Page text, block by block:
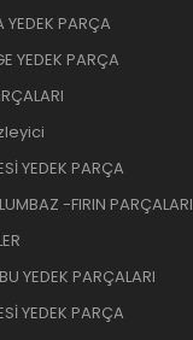
YEDEK PARÇA
YEDEK PARÇA
YEDEK PARÇA
-FIRIN PARÇALARI
YEDEK PARÇALARI
YEDEK PARÇA